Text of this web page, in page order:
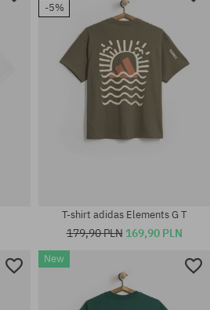
Dostępne rozmiary:
M; L; XL
Dostępne rozmiary:
-5%
T-shirt adidas Elements G T
179,90 PLN 169,90 PLN
New